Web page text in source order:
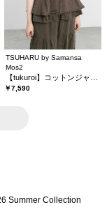
TSUHARU by Samansa
Mos2
￥7,590